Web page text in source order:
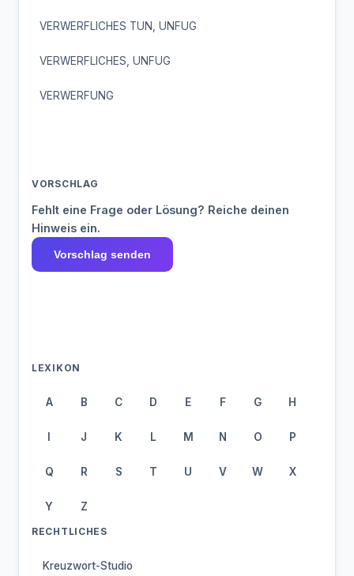
VERWERFLICHES TUN, UNFUG
VERWERFLICHES, UNFUG
VERWERFUNG
VORSCHLAG
Fehlt eine Frage oder Lösung? Reiche deinen
Hinweis ein.
Vorschlag senden
LEXIKON
A B C D E F G H
I J K L M N O P
Q R S T U V W X
Y Z
RECHTLICHES
Kreuzwort-Studio